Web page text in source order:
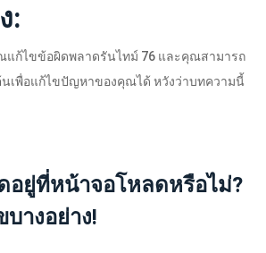
:
ก้ไขข้อผิดพลาดรันไทม์ 76 และคุณสามารถ
เพื่อแก้ไขปัญหาของคุณได้ หวังว่าบทความนี้
อยู่ที่หน้าจอโหลดหรือไม่?
างอย่าง!